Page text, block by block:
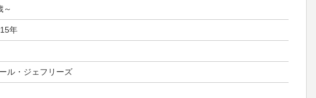
～
年
ル・ジェフリーズ